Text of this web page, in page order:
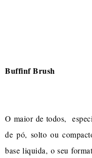
Buffinf Brush
O maior de todos,
de pó, solto ou
base liquida, o seu